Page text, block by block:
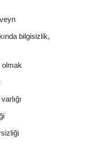
bilgisizlik,
olmak